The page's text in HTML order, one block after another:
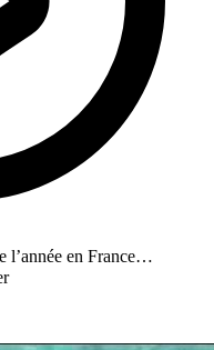
l’année en France…